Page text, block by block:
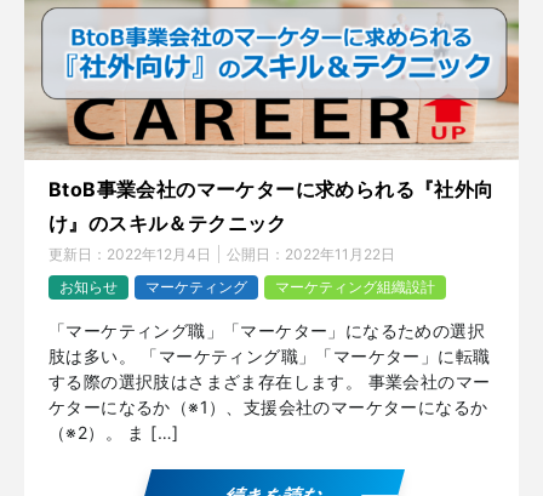
BtoB事業会社のマーケターに求められる『社外向
け』のスキル＆テクニック
更新日： 2022年12月4日 公開日： 2022年11月22日
お知らせ
マーケティング マーケティング組織設計
「マーケティング職」「マーケター」になるための選択
肢は多い。 「マーケティング職」「マーケター」に転職
する際の選択肢はさまざま存在します。 事業会社のマー
ケターになるか（※1）、支援会社のマーケターになるか
（※2）。 ま […]